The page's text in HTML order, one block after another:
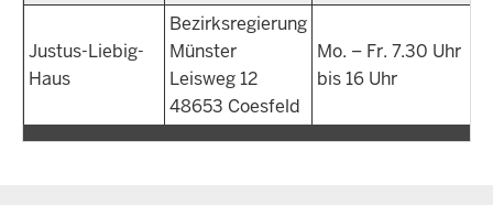
Justus-Liebig-
Haus
Bezirksregierung
Münster
Leisweg 12
48653 Coesfeld
Mo. – Fr. 7.30 Uhr
bis 16 Uhr